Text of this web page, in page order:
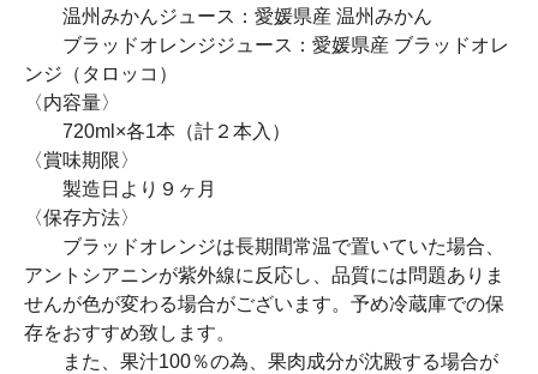
温州みかんジュース：愛媛県産 温州みかん
ブラッドオレンジジュース：愛媛県産 ブラッドオレ
ンジ（タロッコ）
〈内容量〉
720ml×各1本（計２本入）
〈賞味期限〉
製造日より９ヶ月
〈保存方法〉
ブラッドオレンジは長期間常温で置いていた場合、
アントシアニンが紫外線に反応し、品質には問題ありま
せんが色が変わる場合がございます。予め冷蔵庫での保
存をおすすめ致します。
また、果汁100％の為、果肉成分が沈殿する場合が